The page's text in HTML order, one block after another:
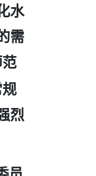
水
需
烈